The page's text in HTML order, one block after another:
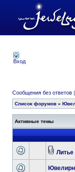
Вход
Сообщения без ответов |
Список форумов »
Активные темы